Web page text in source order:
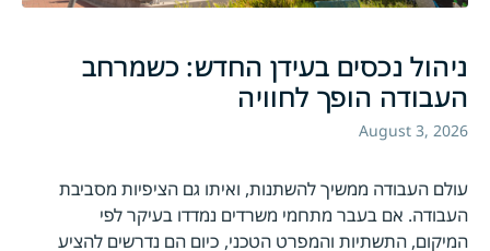
ניהול נכסים בעידן החדש: כשמרחב
העבודה הופך לחוויה
August 3, 2026
עולם העבודה ממשיך להשתנות, ואיתו גם הציפיות מסביבת
העבודה. אם בעבר מתחמי משרדים נמדדו בעיקר לפי
המיקום, התשתיות והמפרט הטכני, כיום הם נדרשים להציע